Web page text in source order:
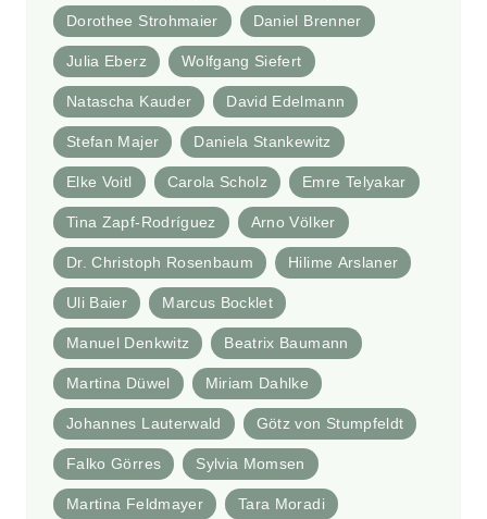
Dorothee Strohmaier Daniel Brenner
Julia Eberz Wolfgang Siefert
Natascha Kauder David Edelmann
Stefan Majer Daniela Stankewitz
Elke Voitl Carola Scholz Emre Telyakar
Tina Zapf-Rodríguez Arno Völker
Dr. Christoph Rosenbaum Hilime Arslaner
Uli Baier Marcus Bocklet
Manuel Denkwitz Beatrix Baumann
Martina Düwel Miriam Dahlke
Johannes Lauterwald Götz von Stumpfeldt
Falko Görres Sylvia Momsen
Martina Feldmayer Tara Moradi